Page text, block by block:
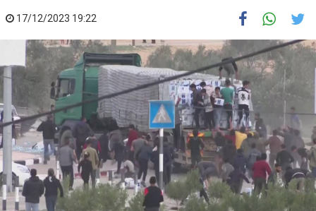
17/12/2023 19:22